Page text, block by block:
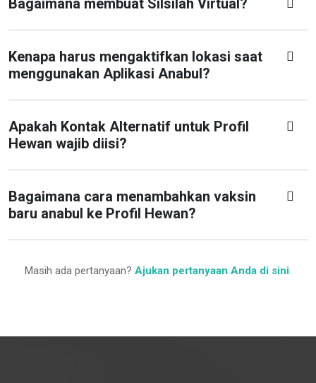
Bagaimana membuat Silsilah Virtual?
Kenapa harus mengaktifkan lokasi saat
menggunakan Aplikasi Anabul?
Apakah Kontak Alternatif untuk Profil
Hewan wajib diisi?
Bagaimana cara menambahkan vaksin
baru anabul ke Profil Hewan?
Masih ada pertanyaan? Ajukan pertanyaan Anda di sini.